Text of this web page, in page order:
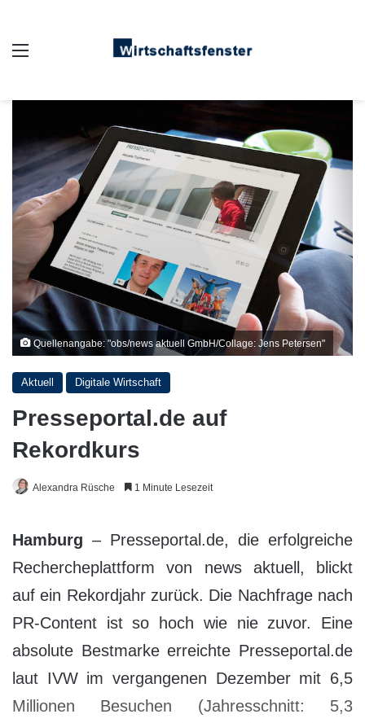
Quellenangabe: "obs/news aktuell GmbH/Collage: Jens Petersen"
Aktuell Digitale Wirtschaft
Presseportal.de auf
Rekordkurs
Alexandra Rüsche 1 Minute Lesezeit
Hamburg – Presseportal.de, die erfolgreiche
Rechercheplattform von news aktuell, blickt
auf ein Rekordjahr zurück. Die Nachfrage nach
PR-Content ist so hoch wie nie zuvor. Eine
absolute Bestmarke erreichte Presseportal.de
laut IVW im vergangenen Dezember mit 6,5
Millionen Besuchen (Jahresschnitt: 5,3